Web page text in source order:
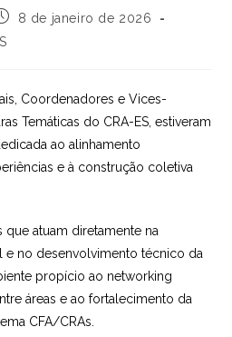
8 de janeiro de 2026
Coordenadores e Vices-
Temáticas do CRA-ES, estiveram
ao alinhamento
e à construção coletiva
que atuam diretamente na
e no desenvolvimento técnico da
propício ao networking
áreas e ao fortalecimento da
CFA/CRAs.